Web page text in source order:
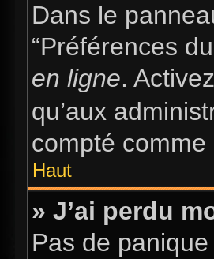
Dans le
“Préférences
en ligne.
qu’aux
compté
Haut
» J’ai perdu
Pas de